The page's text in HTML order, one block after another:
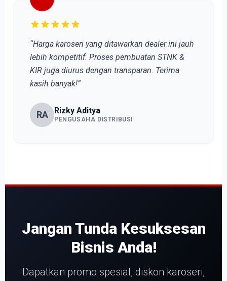
“Harga karoseri yang ditawarkan dealer ini jauh
lebih kompetitif. Proses pembuatan STNK &
KIR juga diurus dengan transparan. Terima
kasih banyak!”
RA Rizky Aditya
PENGUSAHA DISTRIBUSI
Jangan Tunda Kesuksesan
Bisnis Anda!
Dapatkan promo spesial, diskon karoseri,